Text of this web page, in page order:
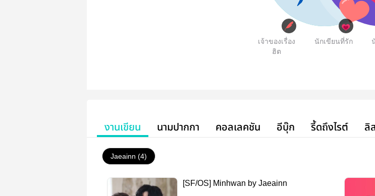
เจ้าของเรื่อง
ฮิต
นักเขียนที่รัก
งานเขียน นามปากกา คอลเลคชัน อีบุ๊ก รี้ดถึงไรต์ ลิ
Jaeainn (4)
[SF/OS] Minhwan by Jaeainn